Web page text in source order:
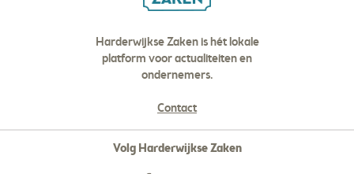
Harderwijkse Zaken is hét lokale
platform voor actualiteiten en
ondernemers.
Contact
Volg Harderwijkse Zaken